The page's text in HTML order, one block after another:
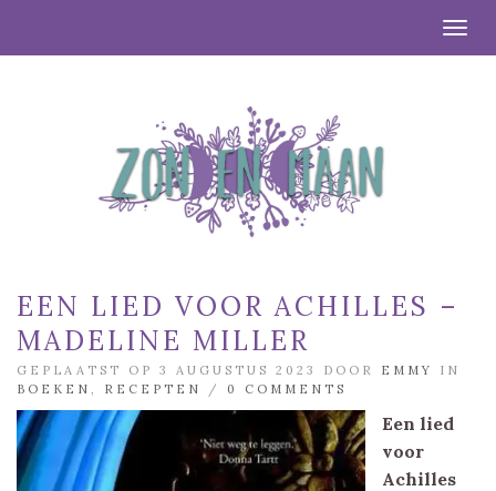
EEN LIED VOOR ACHILLES –
MADELINE MILLER
GEPLAATST OP 3 AUGUSTUS 2023 DOOR EMMY
IN
BOEKEN
RECEPTEN / 0 COMMENTS
Een lied
voor
Achilles